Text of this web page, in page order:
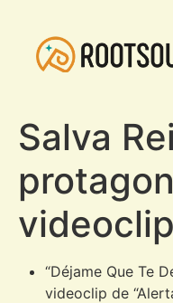
Salva
“Déjame Que Te
videoclip de